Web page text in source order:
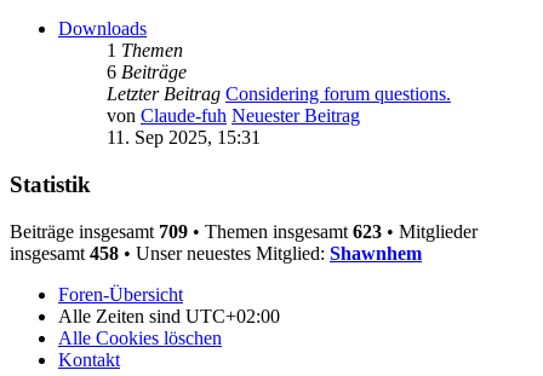
Downloads
1 Themen
6 Beiträge
Letzter Beitrag Considering forum questions.
von Claude-fuh Neuester Beitrag
11. Sep 2025, 15:31
Statistik
Beiträge insgesamt 709 • Themen insgesamt 623 • Mitglieder
insgesamt 458 • Unser neuestes Mitglied: Shawnhem
Foren-Übersicht
Alle Zeiten sind UTC+02:00
Alle Cookies löschen
Kontakt